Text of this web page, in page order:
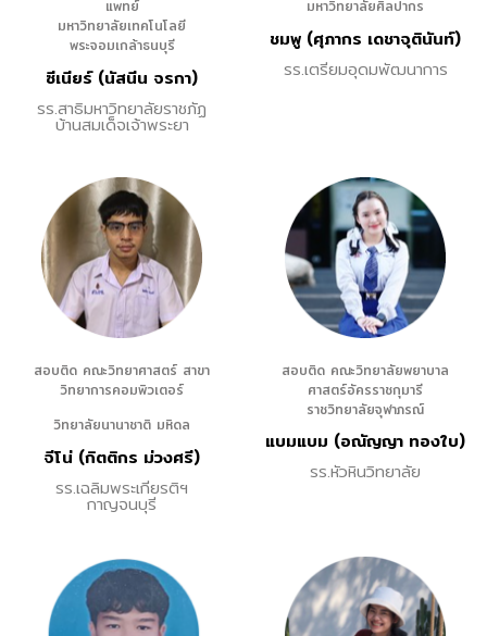
แพทย์
มหาวิทยาลัยเทคโนโลยี
พระจอมเกล้าธนบุรี
ซีเนียร์ (นัสนีน จรกา)
รร.สาธิมหาวิทยาลัยราชภัฏ
บ้านสมเด็จเจ้าพระยา
มหาวิทยาลัยศิลปากร
ชมพู (ศุภากร เดชาจุตินันท์)
รร.เตรียมอุดมพัฒนาการ
สอบติด คณะวิทยาศาสตร์ สาขา
วิทยาการคอมพิวเตอร์
วิทยาลัยนานาชาติ มหิดล
จีโน่ (กิตติกร ม่วงศรี)
รร.เฉลิมพระเกียรติฯ
กาญจนบุรี
สอบติด คณะวิทยาลัยพยาบาล
ศาสตร์อัครราชกุมารี
ราชวิทยาลัยจุฬาภรณ์
แบมแบม (อณัญญา ทองใบ)
รร.หัวหินวิทยาลัย